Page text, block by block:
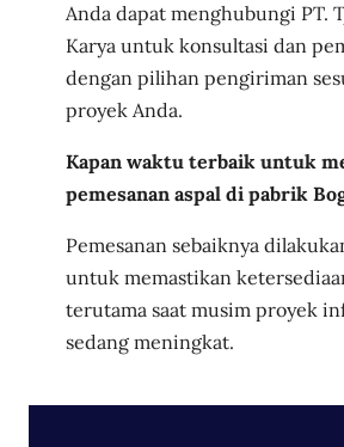
Anda dapat menghubungi PT.
Karya untuk konsultasi dan
dengan pilihan pengiriman
proyek Anda.
Kapan waktu terbaik untuk
pemesanan aspal di pabrik
Pemesanan sebaiknya
untuk memastikan
terutama saat musim proyek
sedang meningkat.